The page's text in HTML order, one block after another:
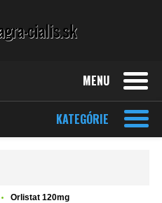
MENU
KATEGÓRIE
Orlistat 120mg